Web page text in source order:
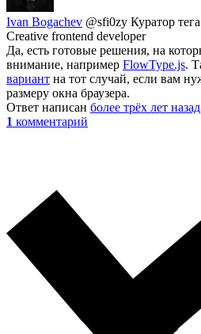
Ivan Bogachev @sfi0zy Куратор
Creative frontend developer
Да, есть готовые решения, на
внимание, например FlowType.js.
вариант на тот случай, если вам
размеру окна браузера.
Ответ написан более трёх лет назад
1 комментарий